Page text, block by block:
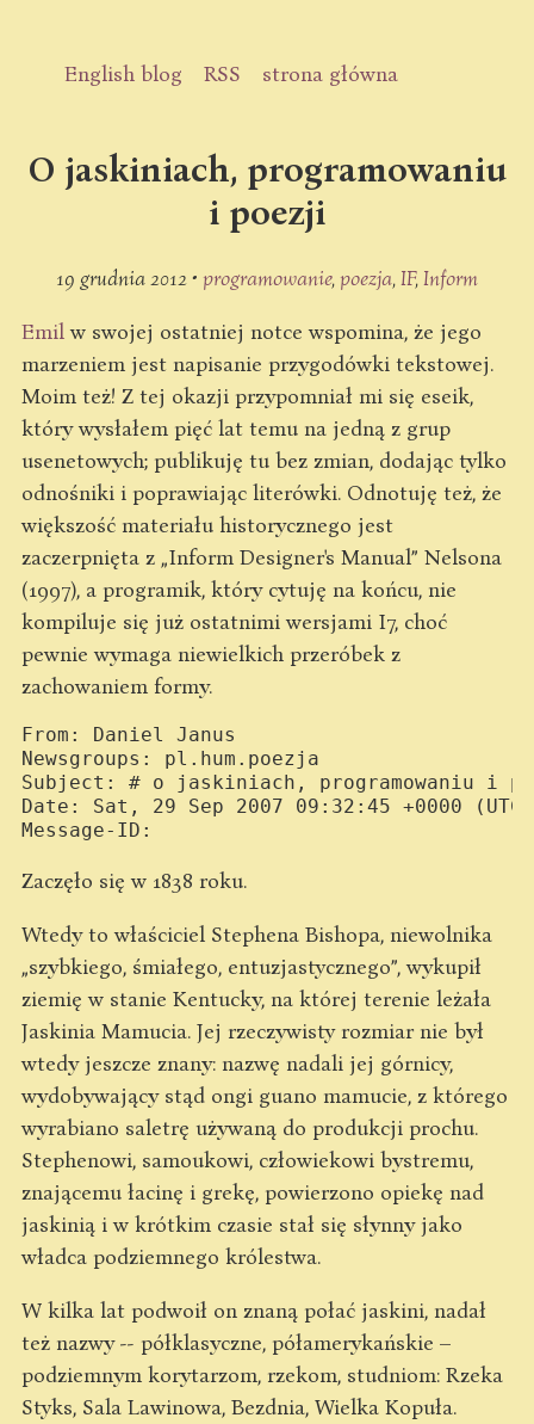
English blog RSS strona główna
O jaskiniach, programowaniu
i poezji
19 grudnia 2012 • programowanie poezja IF Inform
Emil w swojej ostatniej notce wspomina, że jego
marzeniem jest napisanie przygodówki tekstowej.
Moim też! Z tej okazji przypomniał mi się eseik,
który wysłałem pięć lat temu na jedną z grup
usenetowych; publikuję tu bez zmian, dodając tylko
odnośniki i poprawiając literówki. Odnotuję też, że
większość materiału historycznego jest
zaczerpnięta z „Inform Designer's Manual” Nelsona
(1997), a programik, który cytuję na końcu, nie
kompiluje się już ostatnimi wersjami I7, choć
pewnie wymaga niewielkich przeróbek z
zachowaniem formy.
From: Daniel Janus
Newsgroups: pl.hum.poezja
Subject: # o jaskiniach, programowaniu i
Date: Sat, 29 Sep 2007 09:32:45 +0000 (UTC)
Message-ID:
Zaczęło się w 1838 roku.
Wtedy to właściciel Stephena Bishopa, niewolnika
„szybkiego, śmiałego, entuzjastycznego”, wykupił
ziemię w stanie Kentucky, na której terenie leżała
Jaskinia Mamucia. Jej rzeczywisty rozmiar nie był
wtedy jeszcze znany: nazwę nadali jej górnicy,
wydobywający stąd ongi guano mamucie, z którego
wyrabiano saletrę używaną do produkcji prochu.
Stephenowi, samoukowi, człowiekowi bystremu,
znającemu łacinę i grekę, powierzono opiekę nad
jaskinią i w krótkim czasie stał się słynny jako
władca podziemnego królestwa.
W kilka lat podwoił on znaną połać jaskini, nadał
też nazwy -- półklasyczne, półamerykańskie –
podziemnym korytarzom, rzekom, studniom: Rzeka
Styks, Sala Lawinowa, Bezdnia, Wielka Kopuła.